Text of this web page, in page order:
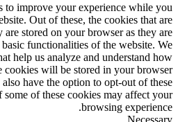
to improve your experience while you
Out of these, the cookies that are
are stored on your browser as they are
functionalities of the website. We
help us analyze and understand how
cookies will be stored in your browser
have the option to opt-out of these
of these cookies may affect your
browsing experience.
Necessary